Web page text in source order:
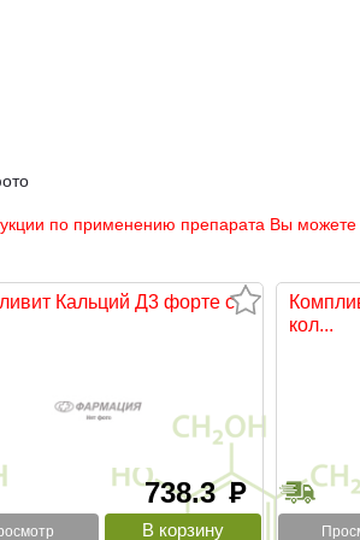
по применению препарата Вы можете
Кальций Д3 форте с
738.3руб
кол...